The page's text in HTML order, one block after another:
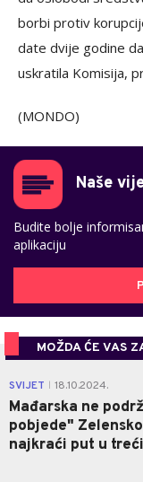
borbi protiv
date dvije godine
uskratila Komisija,
(MONDO)
Naše
Budite bolje
aplikaciju
MOŽDA ĆE VAS
SVIJET 18.10.2024.
Mađarska ne
pobjede"
najkraći put u